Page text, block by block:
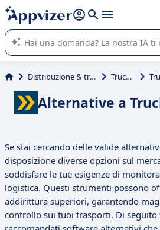
righe con
shift + enter
L'IA di Appvizer vi guida nell'utilizzo o
software SaaS per la vostra azienda.
Distribuzione & trasporti Trucking
Alternative a
Se stai cercando delle valide
disposizione diverse opzioni sul
soddisfare le tue esigenze di
logistica. Questi strumenti possono
addirittura superiori, garantendo
controllo sui tuoi trasporti. Di seguito